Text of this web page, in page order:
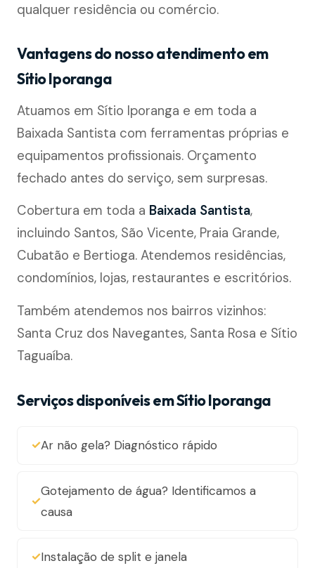
qualquer residência ou comércio.
Vantagens do nosso atendimento em
Sítio Iporanga
Atuamos em Sítio Iporanga e em toda a
Baixada Santista com ferramentas próprias e
equipamentos profissionais. Orçamento
fechado antes do serviço, sem surpresas.
Cobertura em toda a Baixada Santista,
incluindo Santos, São Vicente, Praia Grande,
Cubatão e Bertioga. Atendemos residências,
condomínios, lojas, restaurantes e escritórios.
Também atendemos nos bairros vizinhos:
Santa Cruz dos Navegantes, Santa Rosa e Sítio
Taguaíba.
Serviços disponíveis em Sítio Iporanga
Ar não gela? Diagnóstico rápido
Gotejamento de água? Identificamos a
causa
Instalação de split e janela